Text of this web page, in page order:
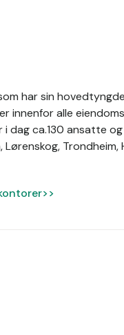
har sin
innenfor alle
dag ca.130 ansatte
Lørenskog, Trondheim,